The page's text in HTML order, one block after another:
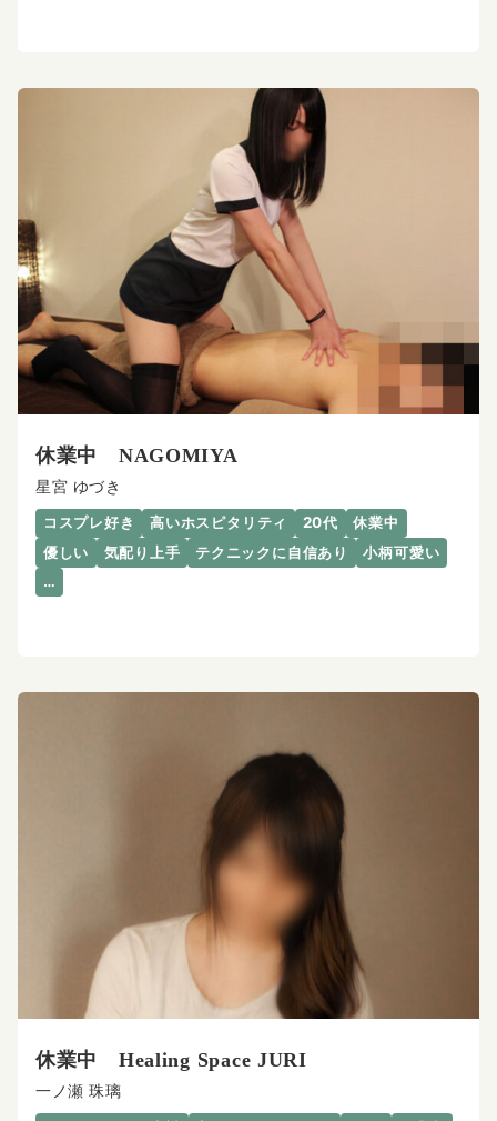
休業中 NAGOMIYA
星宮 ゆづき
コスプレ好き 高いホスピタリティ 20代
休業中
優しい
気配り上手 テクニックに自信あり
小柄可愛い
…
休業中 Healing Space JURI
一ノ瀬 珠璃